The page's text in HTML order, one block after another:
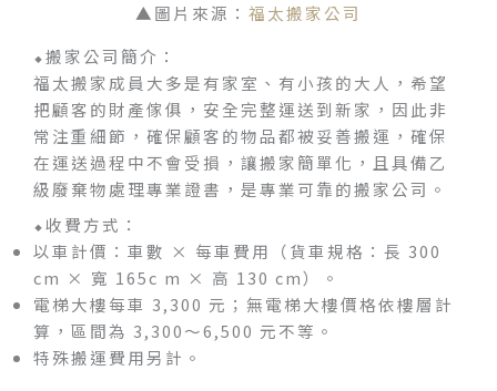
▲圖片來源： 福太搬家公司
⬥搬家公司簡介：
福太搬家成員大多是有家室、有小孩的大人，希望
把顧客的財產傢俱，安全完整運送到新家，因此非
常注重細節，確保顧客的物品都被妥善搬運，確保
在運送過程中不會受損，讓搬家簡單化，且具備乙
級廢棄物處理專業證書，是專業可靠的搬家公司。
⬥收費方式：
以車計價：車數 × 每車費用（貨車規格：長 300
cm × 寬 165c m × 高 130 cm）。
電梯大樓每車 3,300 元；無電梯大樓價格依樓層計
算，區間為 3,300～6,500 元不等。
特殊搬運費用另計。